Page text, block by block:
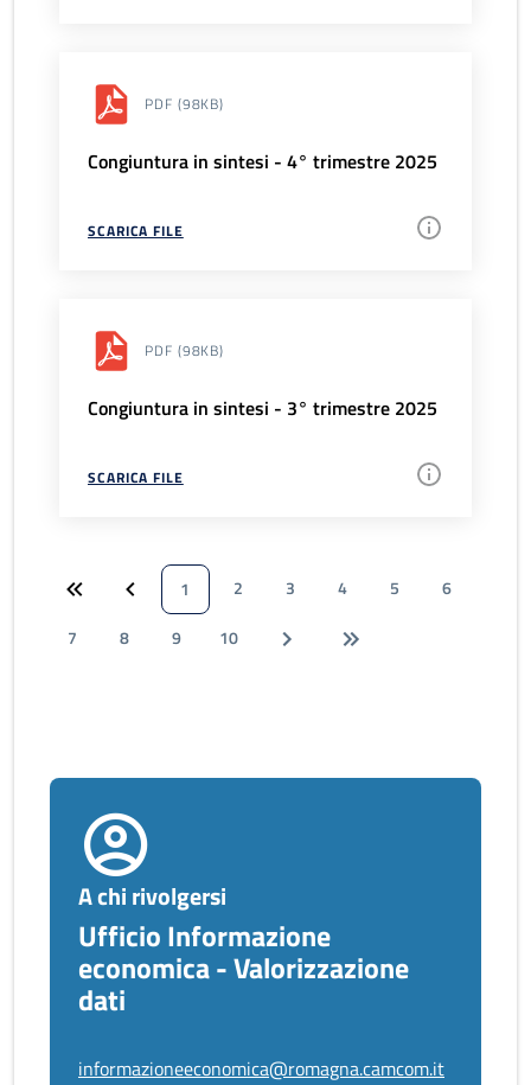
PDF (98KB)
Congiuntura in sintesi - 4° trimestre 2025
SCARICA FILE
PDF (98KB)
Congiuntura in sintesi - 3° trimestre 2025
SCARICA FILE
1 2 3 4 5
6
7
8 9 10
A chi rivolgersi
Ufficio Informazione
economica - Valorizzazione
dati
informazioneeconomica@romagna.camcom.it